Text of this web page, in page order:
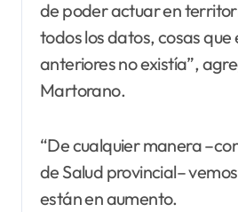
de poder actuar en
todos los datos, cosas que
anteriores no existía”,
Martorano.
“De cualquier manera
de Salud provincial–
están en aumento.